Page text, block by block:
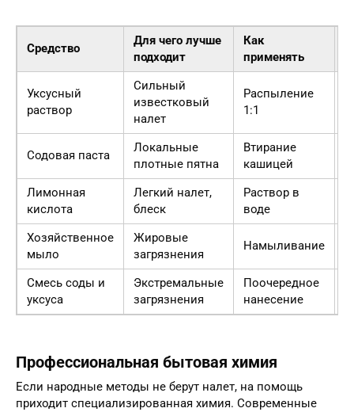
Средство
Для чего лучше
подходит
Как
применять
Уксусный
раствор
Сильный
известковый
налет
Распыление
1:1
Содовая паста
Локальные
плотные пятна
Втирание
кашицей
Лимонная
кислота
Легкий налет,
блеск
Раствор в
воде
Хозяйственное
мыло
Жировые
загрязнения
Намыливание
Смесь соды и
уксуса
Экстремальные
загрязнения
Поочередное
нанесение
Профессиональная бытовая химия
Если народные методы не берут налет, на помощь
приходит специализированная химия. Современные